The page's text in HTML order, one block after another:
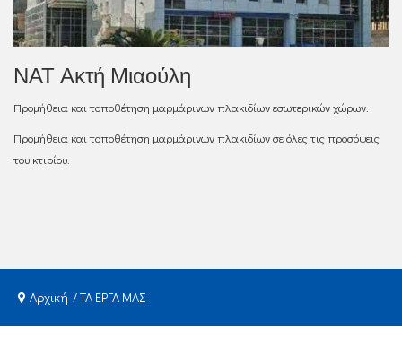
ΝΑΤ Ακτή Μιαούλη
Προμήθεια και τοποθέτηση μαρμάρινων πλακιδίων εσωτερικών χώρων.
Προμήθεια και τοποθέτηση μαρμάρινων πλακιδίων σε όλες τις προσόψεις
του κτιρίου.
Αρχική ΤΑ ΕΡΓΑ ΜΑΣ